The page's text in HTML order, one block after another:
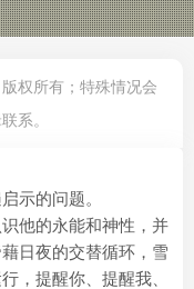
权所有；特殊情况会
系。
示的问题。
他的永能和神性，并
日夜的交替循环，雪
，提醒你、提醒我、